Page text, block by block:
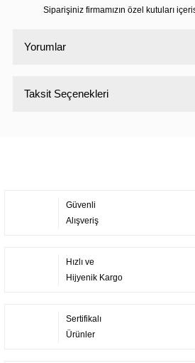
Siparişiniz firmamızın özel kutuları
Yorumlar
Taksit Seçenekleri
Güvenli
Alışveriş
Hızlı ve
Hijyenik Kargo
Sertifikalı
Ürünler